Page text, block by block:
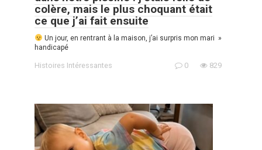
colère, mais le plus choquant était
ce que j’ai fait ensuite
Un jour, en rentrant à la maison, j’ai surpris mon mari »
handicapé
Histoires Intéressantes 0 829